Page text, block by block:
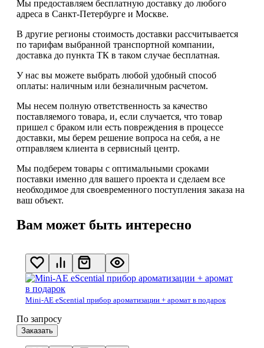
Мы предоставляем бесплатную доставку до любого
адреса в Санкт-Петербурге и Москве.
В другие регионы стоимость доставки рассчитывается
по тарифам выбранной транспортной компании,
доставка до пункта ТК в таком случае бесплатная.
У нас вы можете выбрать любой удобный способ
оплаты: наличным или безналичным расчетом.
Мы несем полную ответственность за качество
поставляемого товара, и, если случается, что товар
пришел с браком или есть повреждения в процессе
доставки, мы берем решение вопроса на себя, а не
отправляем клиента в сервисный центр.
Мы подберем товары с оптимальными сроками
поставки именно для вашего проекта и сделаем все
необходимое для своевременного поступления заказа на
ваш объект.
Вам может быть интересно
Mini-AE eScential прибор ароматизации + аромат в подарок
По запросу
Заказать